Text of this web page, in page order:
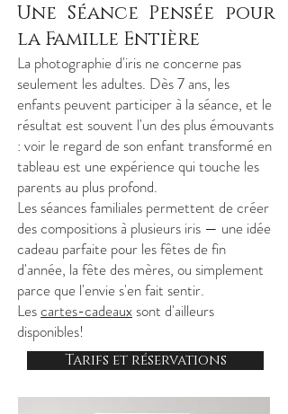
Une Séance Pensée pour
la Famille Entière
La photographie d'iris ne concerne pas
seulement les adultes. Dès 7 ans, les
enfants peuvent participer à la séance, et le
résultat est souvent l'un des plus émouvants
: voir le regard de son enfant transformé en
tableau est une expérience qui touche les
parents au plus profond.
Les séances familiales permettent de créer
des compositions à plusieurs iris — une idée
cadeau parfaite pour les fêtes de fin
d'année, la fête des mères, ou simplement
parce que l'envie s'en fait sentir.
Lescartes-cadeaux sont d'ailleurs
disponibles!
Tarifs et réservations